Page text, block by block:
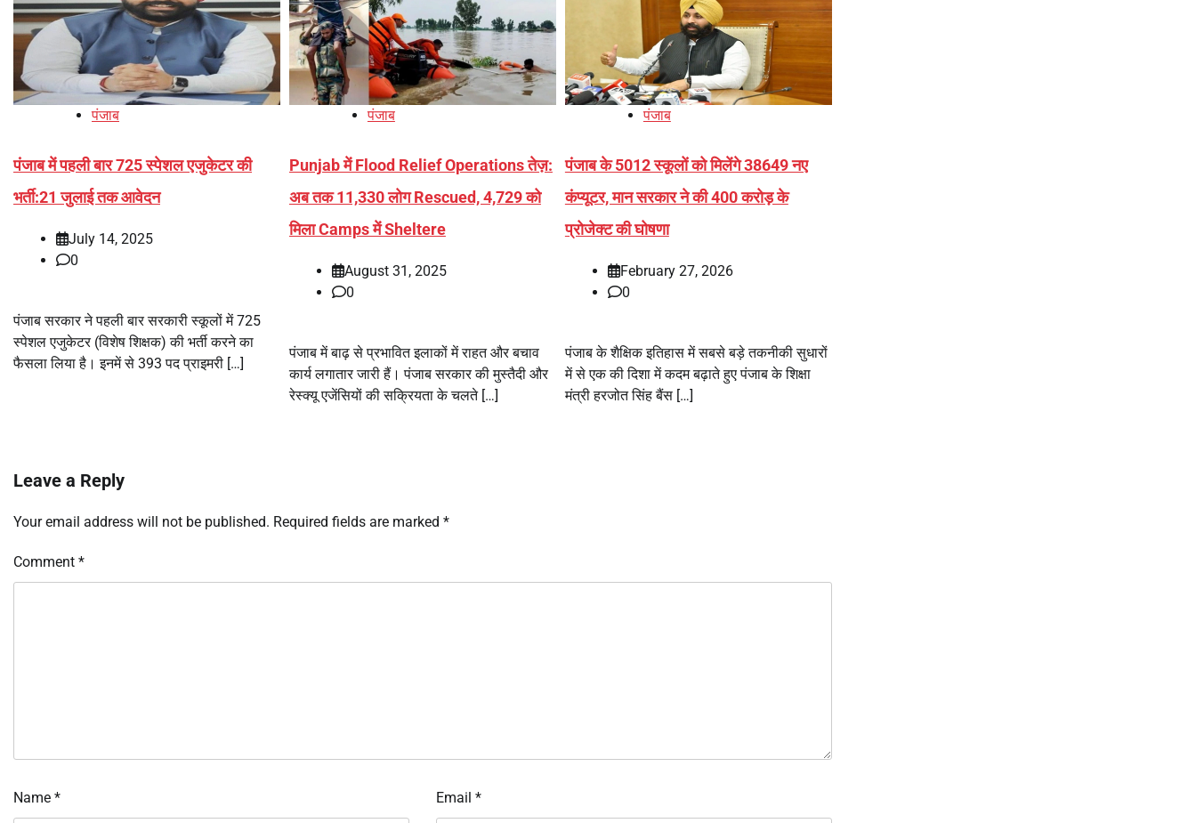
पंजाब
पंजाब में पहली बार 725 स्पेशल एजुकेटर की
भर्ती:21 जुलाई तक आवेदन
July 14, 2025
0
पंजाब सरकार ने पहली बार सरकारी स्कूलों में 725
स्पेशल एजुकेटर (विशेष शिक्षक) की भर्ती करने का
फैसला लिया है। इनमें से 393 पद प्राइमरी […]
पंजाब
Punjab में Flood Relief Operations तेज़:
अब तक 11,330 लोग Rescued, 4,729 को
मिला Camps में Sheltere
August 31, 2025
0
पंजाब में बाढ़ से प्रभावित इलाकों में राहत और बचाव
कार्य लगातार जारी हैं। पंजाब सरकार की मुस्तैदी और
रेस्क्यू एजेंसियों की सक्रियता के चलते […]
पंजाब
पंजाब के 5012 स्कूलों को मिलेंगे 38649 नए
कंप्यूटर, मान सरकार ने की 400 करोड़ के
प्रोजेक्ट की घोषणा
February 27, 2026
0
पंजाब के शैक्षिक इतिहास में सबसे बड़े तकनीकी सुधारों
में से एक की दिशा में कदम बढ़ाते हुए पंजाब के शिक्षा
मंत्री हरजोत सिंह बैंस […]
Leave a Reply
Your email address will not be published. Required fields are marked *
Comment *
Name * Email *